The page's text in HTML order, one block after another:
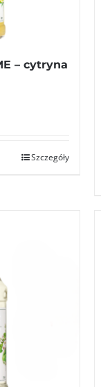
– cytryna
Szczegóły